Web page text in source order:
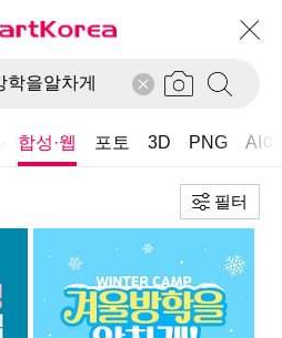
합성·웹 포토 3D PNG AI
필터